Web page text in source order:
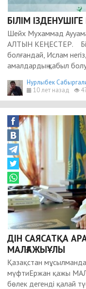
БІЛІМ
Шейх Мухаммад
АЛТЫН КЕҢЕСТЕР.
болғандай, Ислам
амалдардың қабыл
Нурлыбек
10 лет назад
ДІН САЯСАТҚА
МАЛҒАЖЫҰЛЫ
Қазақстан
мүфтиЕржан қажы
бөлек дегенді қалай